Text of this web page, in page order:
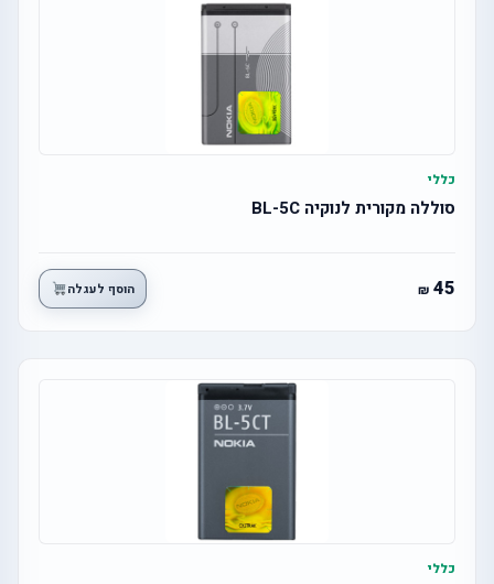
כללי
סוללה מקורית לנוקיה BL-5C
45 הוסף לעגלה
כללי